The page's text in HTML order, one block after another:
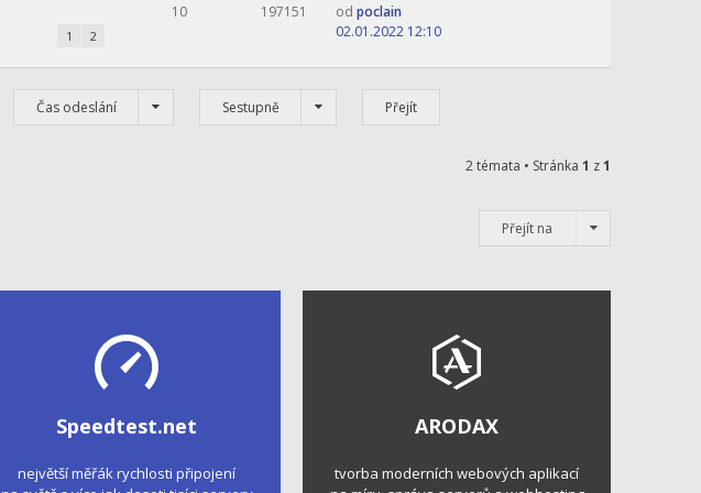
1 2
10 197151 od poclain
02.01.2022 12:10
Čas odeslání Sestupně
2 témata • Stránka 1 z1
Přejít na
Speedtest.net
největší měřák rychlosti připojení
ARODAX
tvorba moderních webových aplikací